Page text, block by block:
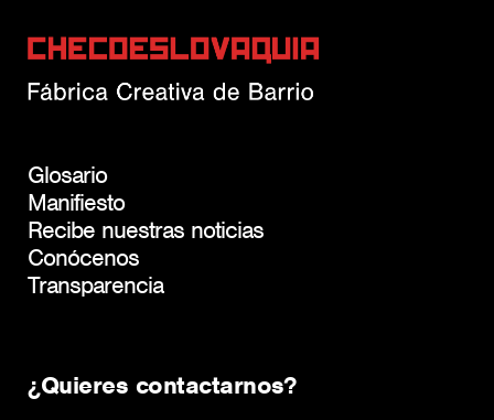
Glosario
Manifiesto
Recibe nuestras noticias
Conócenos
Transparencia
¿Quieres contactarnos?